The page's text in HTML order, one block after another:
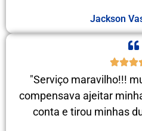
Jackson
"Serviço maravilho!!!
compensava ajeitar
conta e tirou minhas